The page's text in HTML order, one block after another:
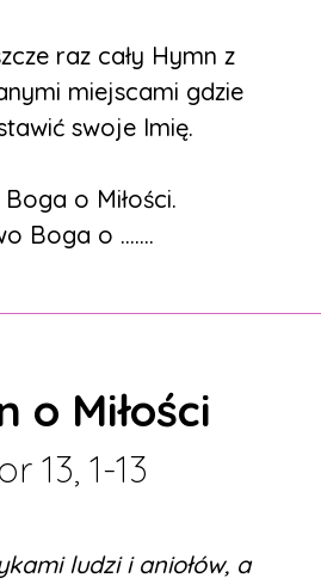
raz cały Hymn z
miejscami gdzie
swoje Imię.
Boga o Miłości.
Boga o .......
o Miłości
13, 1-13
ludzi i aniołów, a